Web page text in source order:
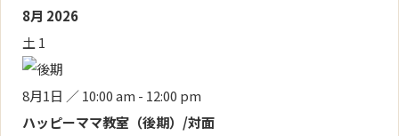
8月 2026
土1
8月1日 ／ 10:00 am - 12:00 pm
ハッピーママ教室（後期）/対面